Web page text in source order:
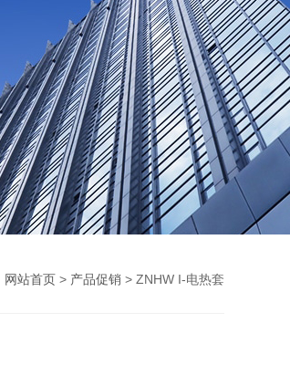
网站首页 > 产品促销 > ZNHW I-电热套